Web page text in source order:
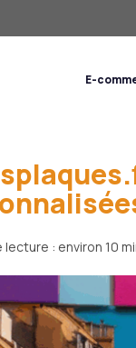
E-
lecture : environ 10